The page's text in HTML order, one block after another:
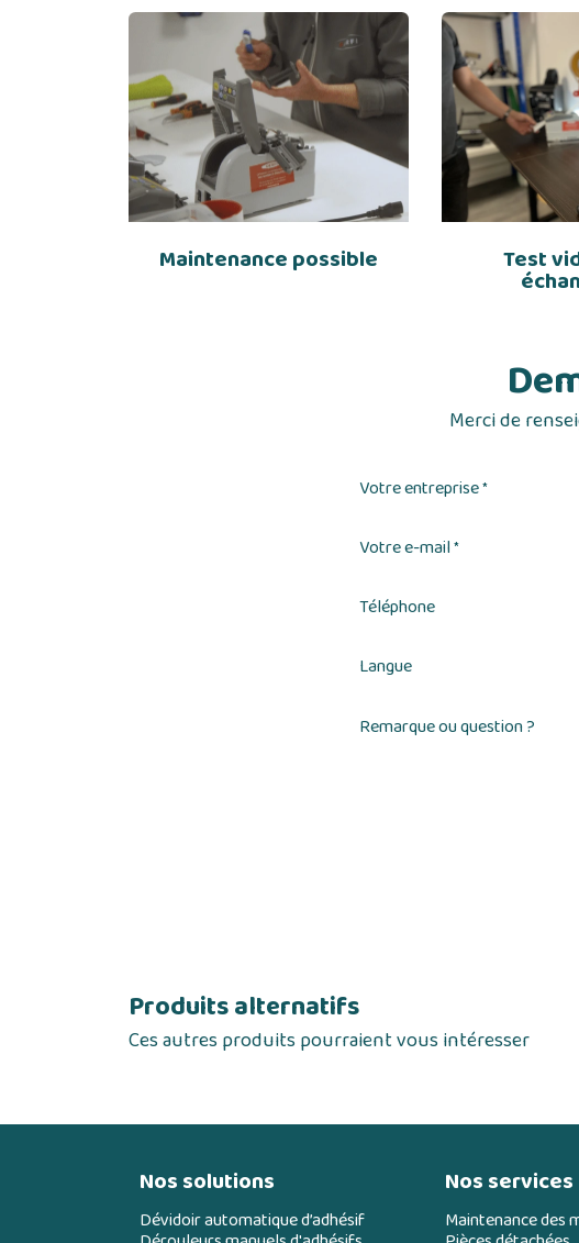
Maintenance possible Test
Merci de
Votre entreprise*
Votre e-mail*
Téléphone
Langue
Remarque ou question ?
Produits alternatifs
Ces autres produits pourraient vous intéresser
Nos solutions
Dévidoir automatique d’adhésif
Nos services
Maintenance des